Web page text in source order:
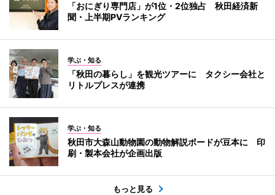
「おにぎり専門店」が1位・2位独占 秋田経済新
聞・上半期PVランキング
学ぶ・知る
「秋田の暮らし」を観光ツアーに タクシー会社と
リトルプレスが連携
学ぶ・知る
秋田市大森山動物園の動物解説ボードが豆本に 印
刷・製本会社が企画出版
もっと見る